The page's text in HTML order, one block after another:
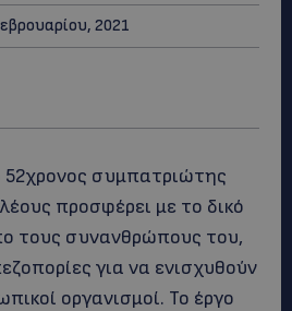
2021
52χρονος συμπατριώτης
προσφέρει με το δικό
τους συνανθρώπους του,
για να ενισχυθούν
οργανισμοί. Το έργο